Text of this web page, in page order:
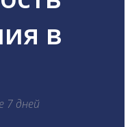
в
7 дней